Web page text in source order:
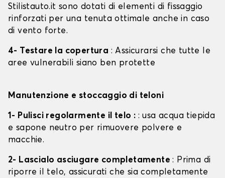
Stilistauto.it sono dotati di elementi di fissaggio
rinforzati per una tenuta ottimale anche in caso
di vento forte.
4- Testare la copertura : Assicurarsi che tutte le
aree vulnerabili siano ben protette
Manutenzione e stoccaggio di teloni
1- Pulisci regolarmente il telo : : usa acqua tiepida
e sapone neutro per rimuovere polvere e
macchie.
2- Lascialo asciugare completamente: Prima di
riporre il telo, assicurati che sia completamente